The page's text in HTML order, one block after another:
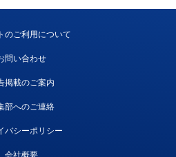
のご利用について
問い合わせ
掲載のご案内
部へのご連絡
バシーポリシー
会社概要